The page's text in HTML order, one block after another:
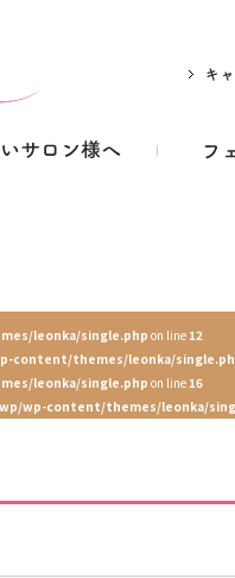
leonka/single.php on line12
content/themes/leonka/
leonka/single.php on line16
wp-content/themes/leonka/